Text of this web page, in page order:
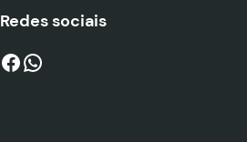
Redes sociais
Facebook WhatsApp